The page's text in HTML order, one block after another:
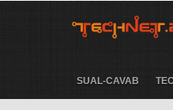
SUAL-CAVAB